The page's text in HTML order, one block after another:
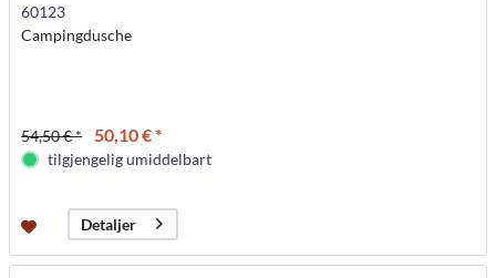
60123
Campingdusche
54,50 € * 50,10 € *
tilgjengelig umiddelbart
Detaljer